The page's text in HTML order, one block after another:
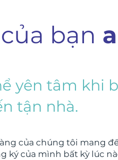
bạn
yên tâm khi
tận nhà.
của chúng tôi mang
ký của mình bất kỳ lúc